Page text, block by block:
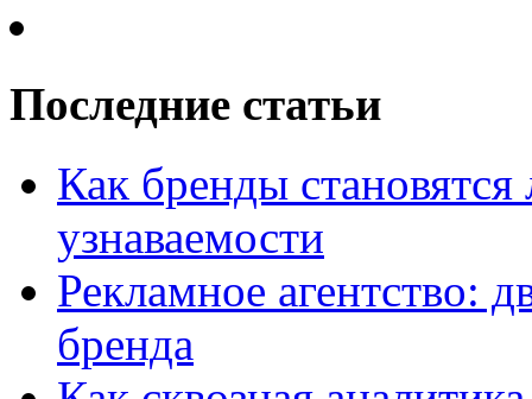
Последние статьи
Как бренды
узнаваемости
Рекламное агентство:
бренда